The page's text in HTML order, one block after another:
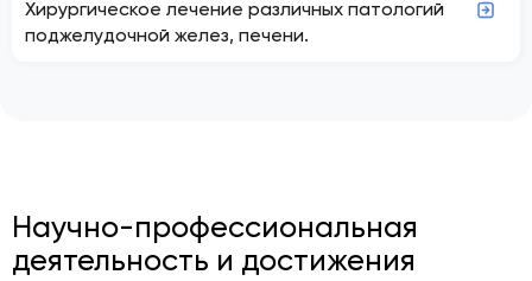
Хирургическое лечение различных патологий
поджелудочной желез, печени.
Научно-профессиональная
деятельность и достижения